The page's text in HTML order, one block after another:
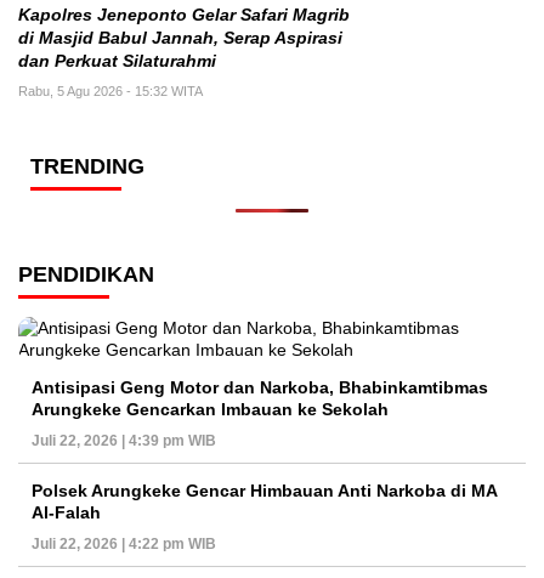
Kapolres Jeneponto Gelar Safari Magrib
di Masjid Babul Jannah, Serap Aspirasi
dan Perkuat Silaturahmi
Rabu, 5 Agu 2026 - 15:32 WITA
TRENDING
PENDIDIKAN
Antisipasi Geng Motor dan Narkoba, Bhabinkamtibmas
Arungkeke Gencarkan Imbauan ke Sekolah
Juli 22, 2026 | 4:39 pm WIB
Polsek Arungkeke Gencar Himbauan Anti Narkoba di MA
Al-Falah
Juli 22, 2026 | 4:22 pm WIB